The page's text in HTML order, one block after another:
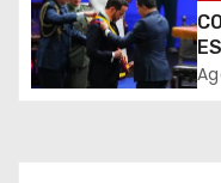
t
r